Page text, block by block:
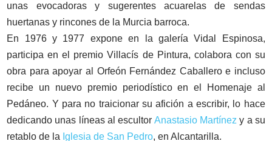
unas evocadoras y sugerentes acuarelas de sendas
huertanas y rincones de la Murcia barroca.
En 1976 y 1977 expone en la galería Vidal Espinosa,
participa en el premio Villacís de Pintura, colabora con su
obra para apoyar al Orfeón Fernández Caballero e incluso
recibe un nuevo premio periodístico en el Homenaje al
Pedáneo. Y para no traicionar su afición a escribir, lo hace
dedicando unas líneas al escultor Anastasio Martínez y a su
retablo de la Iglesia de San Pedro, en Alcantarilla.